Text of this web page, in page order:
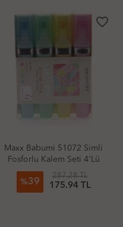
favorite_border
Maxx Babumi 51072 Simli
Fosforlu Kalem Seti 4'Lü
Açık Renkler
%39
287.28 TL
175.94 TL